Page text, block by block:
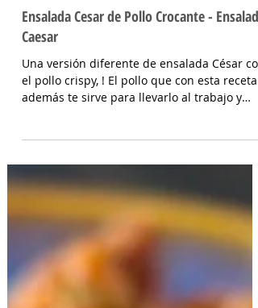
Caesar
Una versión diferente de ensalada César con
el pollo crispy, ! El pollo que con esta receta
además te sirve para llevarlo al trabajo y
picotear a cualquier hora del día, los
croutons para otras ensaladas y el aderezo
que explota de sabor para levantar
plato! INGREDIENTES Para el pollo: pechuga
de pollo 2 u, huevos 2 u, curry , pimienta
negra c/n, sal c/n, pan rallado y semillas de